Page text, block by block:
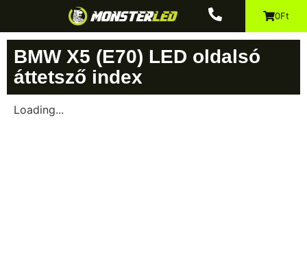
0Ft
BMW X5 (E70) LED oldalsó
áttetsző index
Loading...